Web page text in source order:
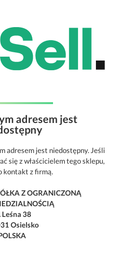
adresem jest
adresem jest niedostępny. Jeśli
się z właścicielem tego sklepu,
kontakt z firmą.
Z OGRANICZONĄ
Leśna 38
Osielsko